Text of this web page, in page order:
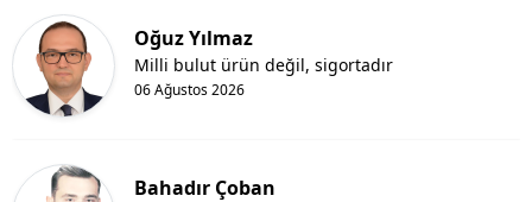
Oğuz Yılmaz
06 Ağustos 2026
Milli bulut ürün değil, sigortadır
Bahadır Çoban